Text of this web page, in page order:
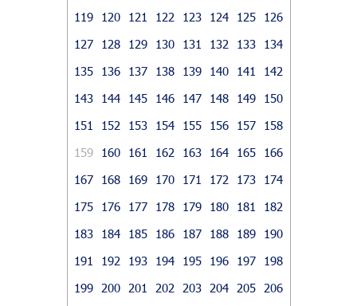
119
120 121 122 123 124 125
126
127
128 129 130 131 132 133
134
135
136 137 138 139 140 141
142
143
144 145 146 147 148 149
150
151
152 153 154 155 156 157
158
159
160 161 162 163 164 165
166
167
168 169 170 171 172 173
174
175
176 177 178 179 180 181
182
183
184 185 186 187 188 189
190
191
192 193 194 195 196 197
198
199
200 201 202 203 204 205
206